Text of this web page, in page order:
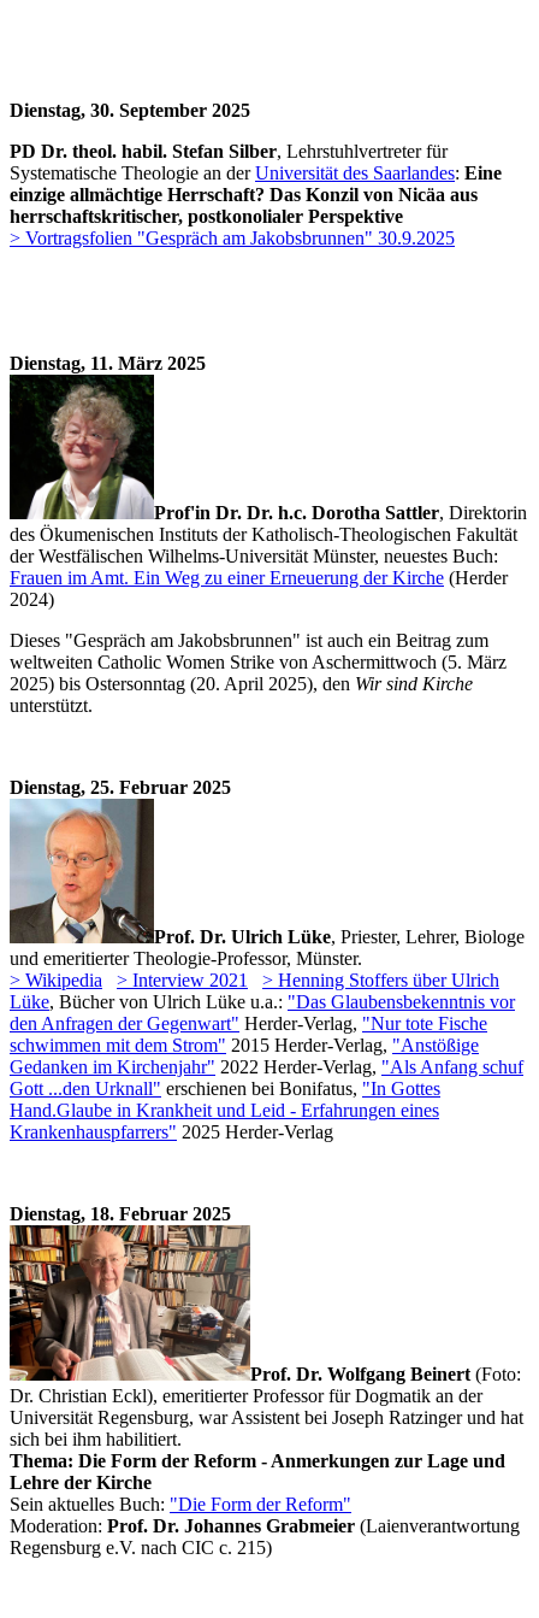
Dienstag, 30. September 2025
PD Dr. theol. habil. Stefan Silber, Lehrstuhlvertreter für
Systematische Theologie an derUniversität des Saarlandes: Eine
einzige allmächtige Herrschaft? Das Konzil von Nicäa aus
herrschaftskritischer, postkonolialer Perspektive
> Vortragsfolien "Gespräch am Jakobsbrunnen" 30.9.2025
Dienstag, 11. März 2025
Prof'in Dr. Dr. h.c. Dorotha Sattler, Direktorin
des Ökumenischen Instituts der Katholisch-Theologischen Fakultät
der Westfälischen Wilhelms-Universität Münster, neuestes Buch:
Frauen im Amt. Ein Weg zu einer Erneuerung der Kirche (Herder
2024)
Dieses "Gespräch am Jakobsbrunnen" ist auch ein Beitrag zum
weltweiten Catholic Women Strike von Aschermittwoch (5. März
2025) bis Ostersonntag (20. April 2025), den Wir sind Kirche
unterstützt.
Dienstag, 25. Februar 2025
Prof. Dr. Ulrich Lüke, Priester, Lehrer, Biologe
und emeritierter Theologie-Professor, Münster.
> Wikipedia
> Interview 2021
> Henning Stoffers über Ulrich
Lüke, Bücher von Ulrich Lüke u.a.: "Das Glaubensbekenntnis vor
den Anfragen der Gegenwart" Herder-Verlag, "Nur tote Fische
schwimmen mit dem Strom" 2015 Herder-Verlag, "Anstößige
Gedanken im Kirchenjahr" 2022 Herder-Verlag, "Als Anfang schuf
Gott ...den Urknall" erschienen bei Bonifatus, "In Gottes
Hand.Glaube in Krankheit und Leid - Erfahrungen eines
Krankenhauspfarrers" 2025 Herder-Verlag
Dienstag, 18. Februar 2025
Prof. Dr. Wolfgang Beinert (Foto:
Dr. Christian Eckl), emeritierter Professor für Dogmatik an der
Universität Regensburg, war Assistent bei Joseph Ratzinger und hat
sich bei ihm habilitiert.
Thema: Die Form der Reform - Anmerkungen zur Lage und
Lehre der Kirche
Sein aktuelles Buch: "Die Form der Reform"
Moderation: Prof. Dr. Johannes Grabmeier (Laienverantwortung
Regensburg e.V. nach CIC c. 215)